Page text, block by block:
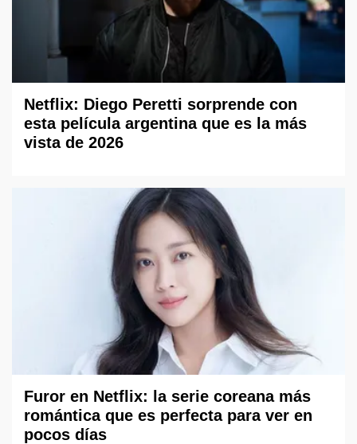
Netflix: Diego Peretti sorprende con
esta película argentina que es la más
vista de 2026
Furor en Netflix: la serie coreana más
romántica que es perfecta para ver en
pocos días